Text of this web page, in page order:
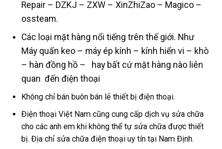
Repair – DZKJ – ZXW – XinZhiZao – Magico –
ossteam.
Các loại mặt hàng nổi tiếng trên thế giới. Như
Máy quấn keo – máy ép kính – kính hiển vi – khò
– hàn đồng hồ – hay bất cứ mặt hàng nào liên
quan đến điện thoại
Không chỉ bán buôn bán lẻ thiết bị điện thoại.
Điện thoại Việt Nam cũng cung cấp dịch vụ sửa chữa
cho các anh em khi không thể tự sửa chữa được thiết
bị. Địa chỉ sửa chữa điện thoại uy tín tại Nam Định.